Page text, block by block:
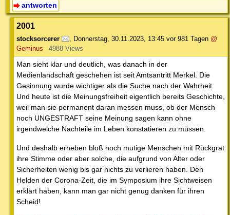
antworten
2001
stocksorcerer , Donnerstag, 30.11.2023, 13:45 vor 981 Tagen @
Geminus
4988 Views
Man sieht klar und deutlich, was danach in der
Medienlandschaft geschehen ist seit Amtsantritt Merkel. Die
Gesinnung wurde wichtiger als die Suche nach der Wahrheit.
Und heute ist die Meinungsfreiheit eigentlich bereits Geschichte,
weil man sie permanent daran messen muss, ob der Mensch
noch UNGESTRAFT seine Meinung sagen kann ohne
irgendwelche Nachteile im Leben konstatieren zu müssen.
Und deshalb erheben bloß noch mutige Menschen mit Rückgrat
ihre Stimme oder aber solche, die aufgrund von Alter oder
Sicherheiten wenig bis gar nichts zu verlieren haben. Den
Helden der Corona-Zeit, die im Symposium ihre Sichtweisen
erklärt haben, kann man gar nicht genug danken für ihren
Scheid!